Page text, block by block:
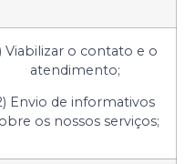
Viabilizar o contato e o
atendimento;
Envio de informativos
os nossos serviços;